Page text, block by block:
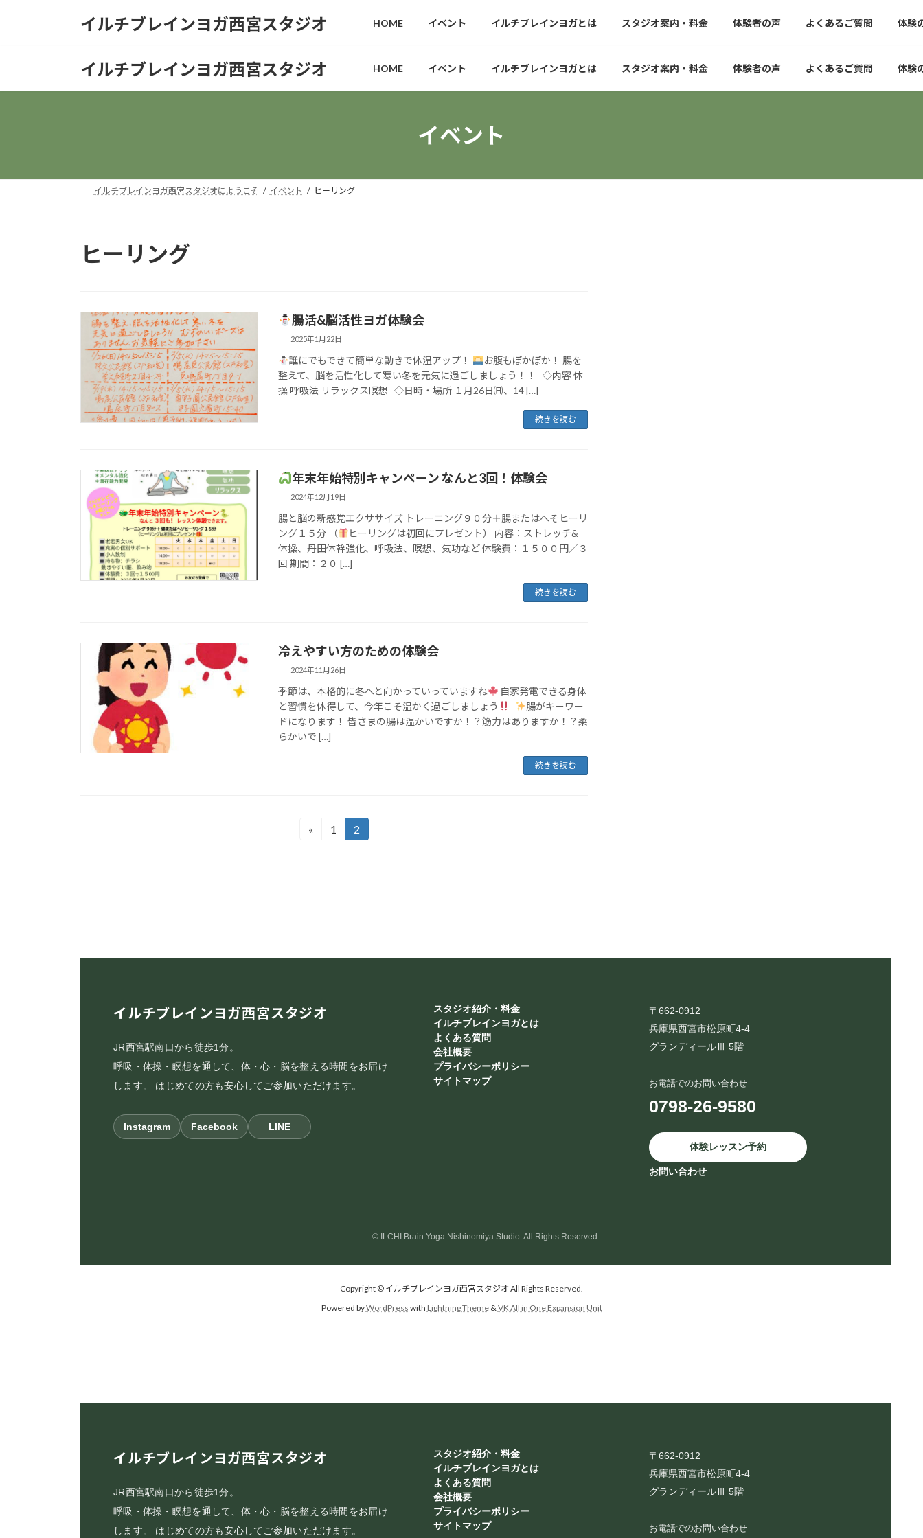
へ
ョ
イルチブレインヨガ西宮スタジオ HOME イベント イルチブレインヨガとは スタジオ案内・料金 体験者の声 よくあるご質問 体験
イルチブレインヨガ西宮スタジオ HOME イベント イルチブレインヨガとは スタジオ案内・料金 体験者の声 よくあるご質問 体験
イベント
イルチブレインヨガ西宮スタジオにようこそ イベント ヒーリング
ヒーリング
腸活&脳活性ヨガ体験会
2025年1月22日
誰にでもできて簡単な動きで体温アップ！
お腹もぽかぽか！ 腸を
整えて、脳を活性化して寒い冬を元気に過ごしましょう！！ ◇内容 体
操 呼吸法 リラックス瞑想 ◇日時・場所 １月26日㈰、14 […]
続きを読む
年末年始特別キャンペーン なんと3回！体験会
2024年12月19日
腸と脳の新感覚エクササイズ トレーニング９０分＋腸またはへそヒーリ
ング１５分 （
ヒーリングは初回にプレゼント） 内容：ストレッチ&
体操、丹田体幹強化、呼吸法、瞑想、気功など 体験費：１５００円／３
回 期間：２０ […]
続きを読む
冷えやすい方のための体験会
2024年11月26日
季節は、本格的に冬へと向かっていっていますね
自家発電できる身体
と習慣を体得して、今年こそ温かく過ごしましょう
腸がキーワー
ドになります！ 皆さまの腸は温かいですか！？筋力はありますか！？柔
らかいで […]
続きを読む
ジ
«
固
1
固
2
イルチブレインヨガ西宮スタジオ
JR西宮駅南口から徒歩1分。
呼吸・体操・瞑想を通して、体・心・脳を整える時間をお届け
します。 はじめての方も安心してご参加いただけます。
Instagram Facebook LINE
スタジオ紹介・料金
イルチブレインヨガとは
よくある質問
会社概要
プライバシーポリシー
サイトマップ
〒662-0912
兵庫県西宮市松原町4-4
グランディールⅢ 5階
お電話でのお問い合わせ
0798-26-9580
体験レッスン予約
お問い合わせ
© ILCHI Brain Yoga Nishinomiya Studio. All Rights Reserved.
Copyright © イルチブレインヨガ西宮スタジオ All Rights Reserved.
Powered byWordPress with Lightning Theme& VK All in One Expansion Unit
イルチブレインヨガ西宮スタジオ
JR西宮駅南口から徒歩1分。
呼吸・体操・瞑想を通して、体・心・脳を整える時間をお届け
します。 はじめての方も安心してご参加いただけます。
スタジオ紹介・料金
イルチブレインヨガとは
よくある質問
会社概要
プライバシーポリシー
サイトマップ
〒662-0912
兵庫県西宮市松原町4-4
グランディールⅢ 5階
お電話でのお問い合わせ